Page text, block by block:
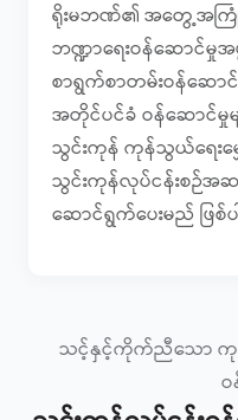
ရိုးမဘဏ်၏ အတွေ့အက
ဘဏ္ဍာရေးဝန်ဆောင်မှုအ
စာရွက်စာတမ်းဝန်ဆော
အတိုင်ပင်ခံ ဝန်ဆောင်မှု
သွင်းကုန် ကုန်သွယ်ရေးမျှေ
သွင်းကုန်လုပ်ငန်းစဉ်အ
ဆောင်ရွက်ပေးမည် ဖြစ်
သင့်နှင့်ကိုက်ညီသော ကု